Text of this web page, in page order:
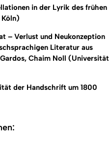
in der Lyrik des frühen
– Verlust und Neukonzeption
Literatur aus
Chaim Noll (Universität
der Handschrift um 1800